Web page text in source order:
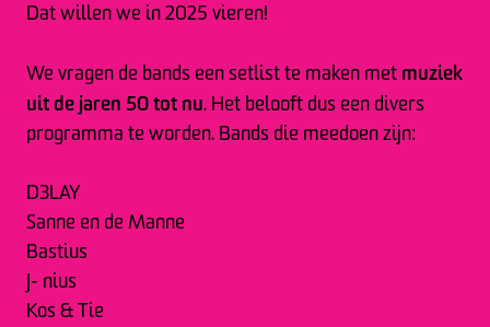
Dat willen we in 2025 vieren!
We vragen de bands een setlist te maken met muziek
uit de jaren 50 tot nu. Het belooft dus een divers
programma te worden. Bands die meedoen zijn:
D3LAY
Sanne en de Manne
Bastius
J- nius
Kos & Tie